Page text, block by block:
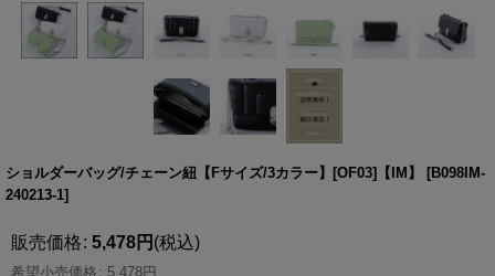
ショルダーバッグ/チェーン紐【Fサイズ/3カラー】[OF03]【IM】 [B098IM-
240213-1]
販売価格: 5,478円 (税込)
希望小売価格 : 5,478円